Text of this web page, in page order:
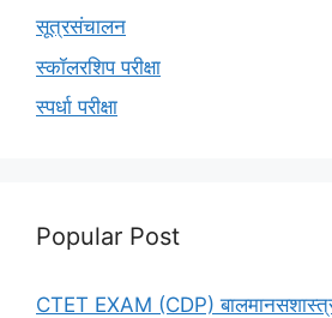
सूत्रसंचालन
स्कॉलरशिप परीक्षा
स्पर्धा परीक्षा
Popular Post
CTET EXAM (CDP) बालमानसशास्त्र